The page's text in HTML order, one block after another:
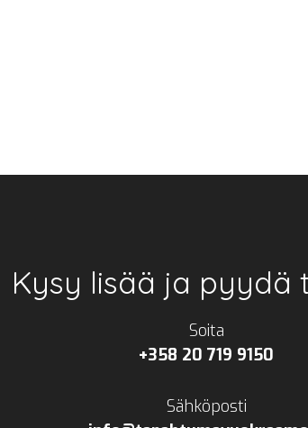
Kysy lisää ja pyydä
Soita
+358 20 719 9150
Sähköposti